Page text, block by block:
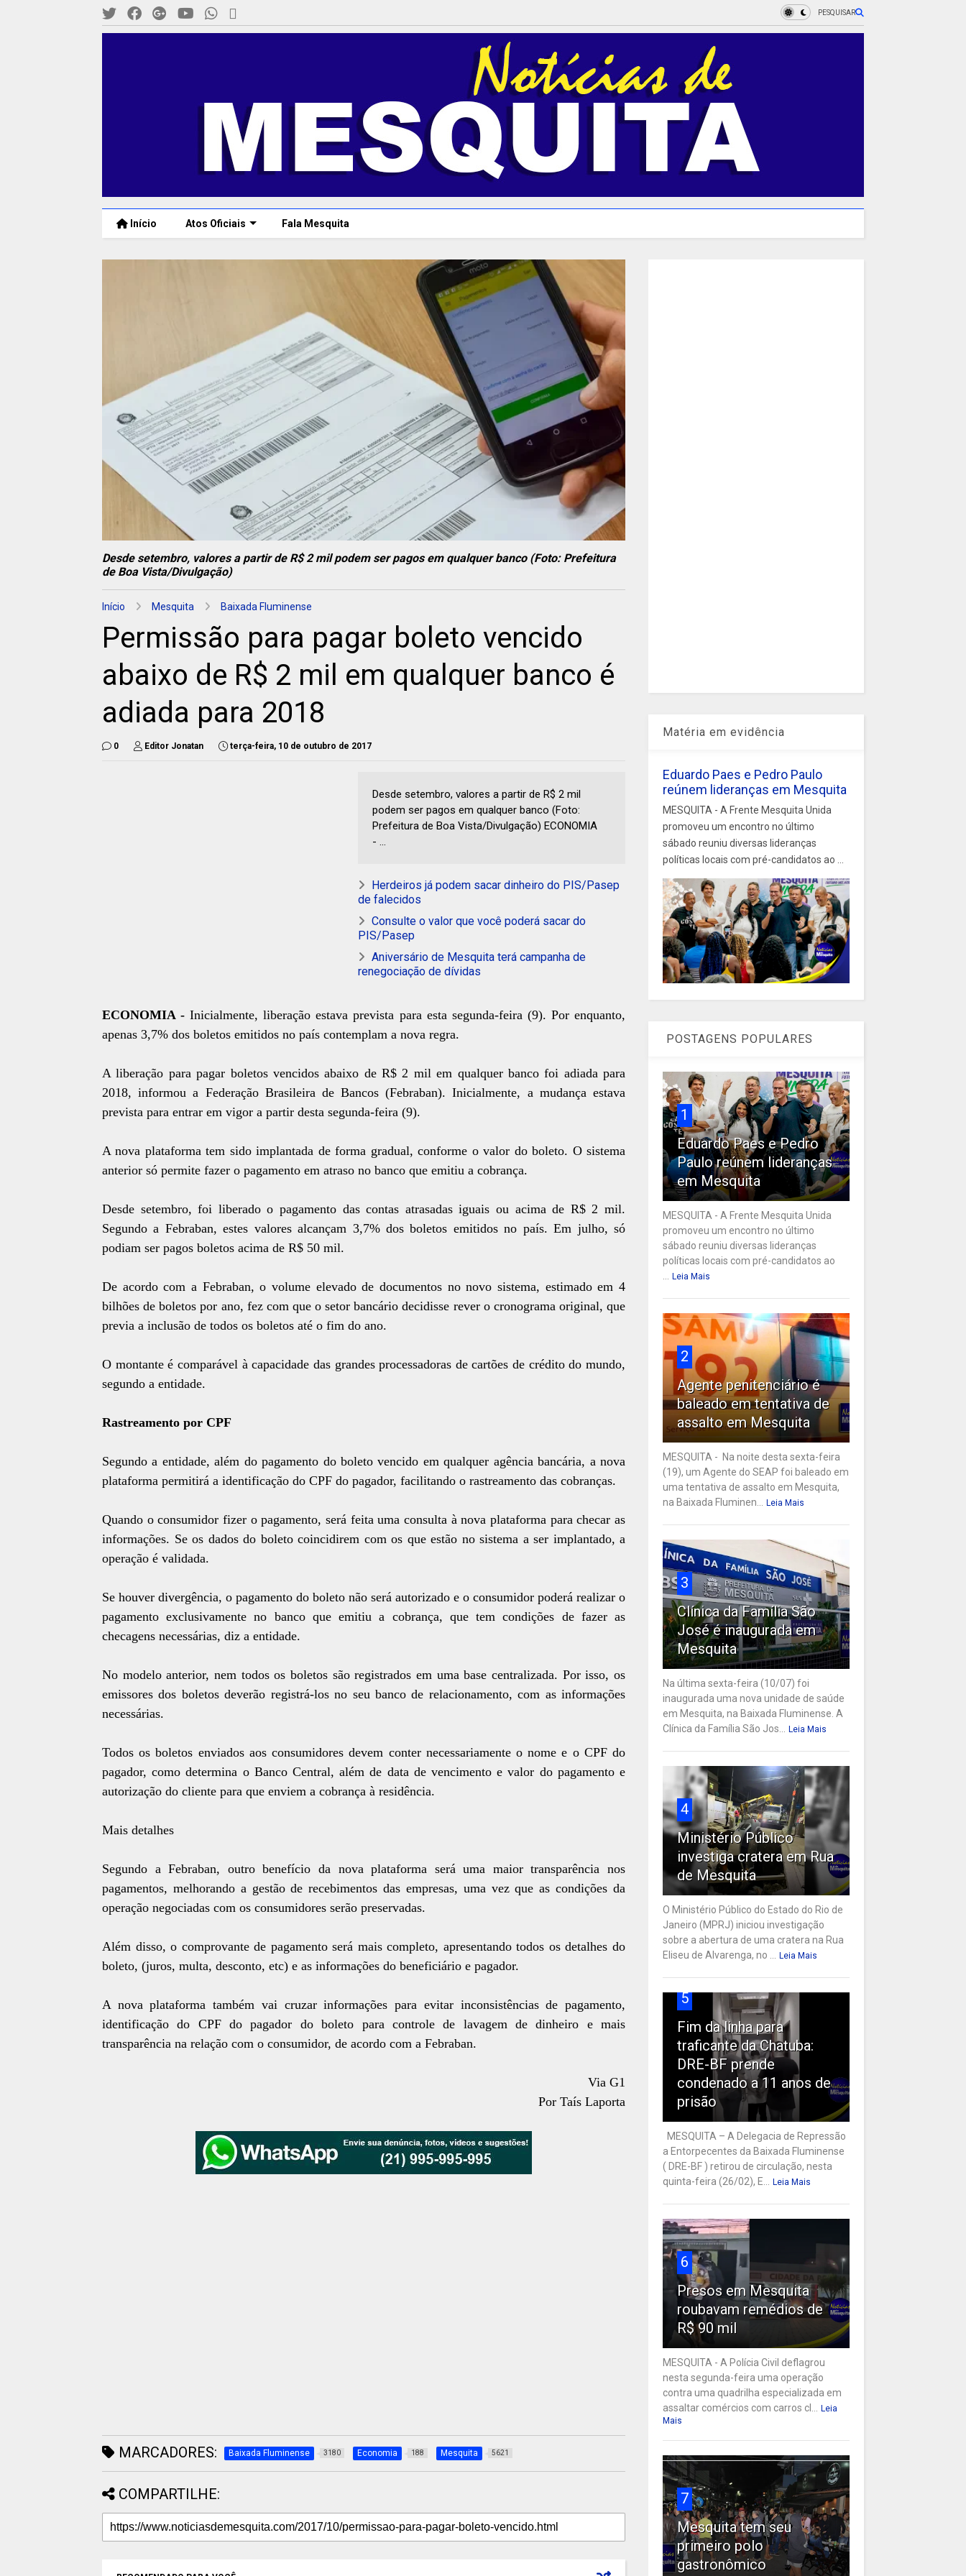
PESQUISAR
Início Atos Oficiais Fala Mesquita
Desde setembro, valores a partir de R$ 2 mil podem ser pagos em qualquer banco (Foto: Prefeitura
de Boa Vista/Divulgação)
Início Mesquita Baixada Fluminense
Permissão para pagar boleto vencido
abaixo de R$ 2 mil em qualquer banco é
adiada para 2018
0 Editor Jonatan terça-feira, 10 de outubro de 2017
Desde setembro, valores a partir de R$ 2 mil
podem ser pagos em qualquer banco (Foto:
Prefeitura de Boa Vista/Divulgação) ECONOMIA
- ...
Herdeiros já podem sacar dinheiro do PIS/Pasep
de falecidos
Consulte o valor que você poderá sacar do
PIS/Pasep
Aniversário de Mesquita terá campanha de
renegociação de dívidas
ECONOMIA -Inicialmente, liberação estava prevista para esta segunda-feira (9). Por enquanto,
apenas 3,7% dos boletos emitidos no país contemplam a nova regra.
A liberação para pagar boletos vencidos abaixo de R$ 2 mil em qualquer banco foi adiada para
2018, informou a Federação Brasileira de Bancos (Febraban). Inicialmente, a mudança estava
prevista para entrar em vigor a partir desta segunda-feira (9).
A nova plataforma tem sido implantada de forma gradual, conforme o valor do boleto. O sistema
anterior só permite fazer o pagamento em atraso no banco que emitiu a cobrança.
Desde setembro, foi liberado o pagamento das contas atrasadas iguais ou acima de R$ 2 mil.
Segundo a Febraban, estes valores alcançam 3,7% dos boletos emitidos no país. Em julho, só
podiam ser pagos boletos acima de R$ 50 mil.
De acordo com a Febraban, o volume elevado de documentos no novo sistema, estimado em 4
bilhões de boletos por ano, fez com que o setor bancário decidisse rever o cronograma original, que
previa a inclusão de todos os boletos até o fim do ano.
O montante é comparável à capacidade das grandes processadoras de cartões de crédito do mundo,
segundo a entidade.
Rastreamento por CPF
Segundo a entidade, além do pagamento do boleto vencido em qualquer agência bancária, a nova
plataforma permitirá a identificação do CPF do pagador, facilitando o rastreamento das cobranças.
Quando o consumidor fizer o pagamento, será feita uma consulta à nova plataforma para checar as
informações. Se os dados do boleto coincidirem com os que estão no sistema a ser implantado, a
operação é validada.
Se houver divergência, o pagamento do boleto não será autorizado e o consumidor poderá realizar o
pagamento exclusivamente no banco que emitiu a cobrança, que tem condições de fazer as
checagens necessárias, diz a entidade.
No modelo anterior, nem todos os boletos são registrados em uma base centralizada. Por isso, os
emissores dos boletos deverão registrá-los no seu banco de relacionamento, com as informações
necessárias.
Todos os boletos enviados aos consumidores devem conter necessariamente o nome e o CPF do
pagador, como determina o Banco Central, além de data de vencimento e valor do pagamento e
autorização do cliente para que enviem a cobrança à residência.
Mais detalhes
Segundo a Febraban, outro benefício da nova plataforma será uma maior transparência nos
pagamentos, melhorando a gestão de recebimentos das empresas, uma vez que as condições da
operação negociadas com os consumidores serão preservadas.
Além disso, o comprovante de pagamento será mais completo, apresentando todos os detalhes do
boleto, (juros, multa, desconto, etc) e as informações do beneficiário e pagador.
A nova plataforma também vai cruzar informações para evitar inconsistências de pagamento,
identificação do CPF do pagador do boleto para controle de lavagem de dinheiro e mais
transparência na relação com o consumidor, de acordo com a Febraban.
Via G1
Por Taís Laporta
MARCADORES: Baixada Fluminense 3180 Economia 188 Mesquita 5621
COMPARTILHE:
Matéria em evidência
Eduardo Paes e Pedro Paulo
reúnem lideranças em Mesquita
MESQUITA - A Frente Mesquita Unida
promoveu um encontro no último
sábado reuniu diversas lideranças
políticas locais com pré-candidatos ao ...
POSTAGENS POPULARES
1
Eduardo Paes e Pedro
Paulo reúnem lideranças
em Mesquita
MESQUITA - A Frente Mesquita Unida
promoveu um encontro no último
sábado reuniu diversas lideranças
políticas locais com pré-candidatos ao
... Leia Mais
2
Agente penitenciário é
baleado em tentativa de
assalto em Mesquita
MESQUITA - Na noite desta sexta-feira
(19), um Agente do SEAP foi baleado em
uma tentativa de assalto em Mesquita,
na Baixada Fluminen... Leia Mais
3
Clínica da Família São
José é inaugurada em
Mesquita
Na última sexta-feira (10/07) foi
inaugurada uma nova unidade de saúde
em Mesquita, na Baixada Fluminense. A
Clínica da Família São Jos... Leia Mais
4
Ministério Público
investiga cratera em Rua
de Mesquita
O Ministério Público do Estado do Rio de
Janeiro (MPRJ) iniciou investigação
sobre a abertura de uma cratera na Rua
Eliseu de Alvarenga, no ... Leia Mais
5
Fim da linha para
traficante da Chatuba:
DRE-BF prende
condenado a 11 anos de
prisão
MESQUITA – A Delegacia de Repressão
a Entorpecentes da Baixada Fluminense
( DRE-BF ) retirou de circulação, nesta
quinta-feira (26/02), E... Leia Mais
6
Presos em Mesquita
roubavam remédios de
R$ 90 mil
MESQUITA - A Polícia Civil deflagrou
nesta segunda-feira uma operação
contra uma quadrilha especializada em
assaltar comércios com carros cl... Leia
Mais
7
Mesquita tem seu
primeiro polo
gastronômico